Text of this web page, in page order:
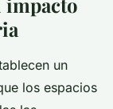
un
los espacios